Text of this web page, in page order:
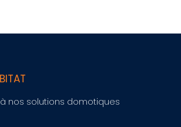
nos solutions domotiques